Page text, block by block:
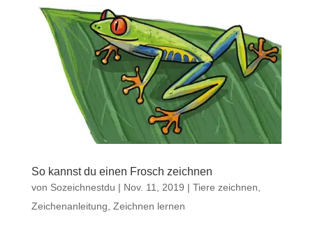
So kannst du einen Frosch zeichnen
von Sozeichnestdu | Nov. 11, 2019 | Tiere zeichnen
Zeichenanleitung Zeichnen lernen